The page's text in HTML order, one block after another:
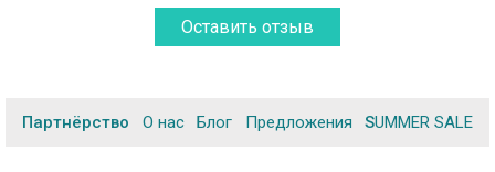
Оставить отзыв
Партнёрство О нас Блог Предложения SUMMER SALE